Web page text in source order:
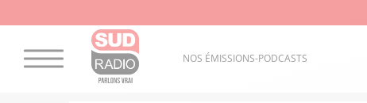
NOS ÉMISSIONS-PODCASTS